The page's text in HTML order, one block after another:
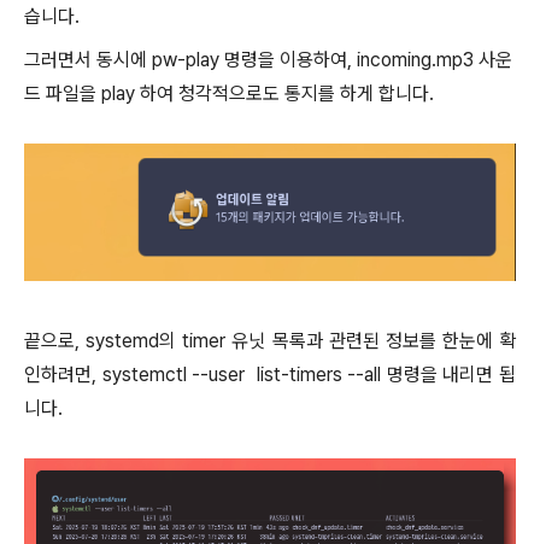
습니다.
그러면서 동시에 pw-play 명령을 이용하여, incoming.mp3 사운
드 파일을 play 하여 청각적으로도 통지를 하게 합니다.
끝으로, systemd의 timer 유닛 목록과 관련된 정보를 한눈에 확
인하려먼, systemctl --user list-timers --all 명령을 내리면 됩
니다.